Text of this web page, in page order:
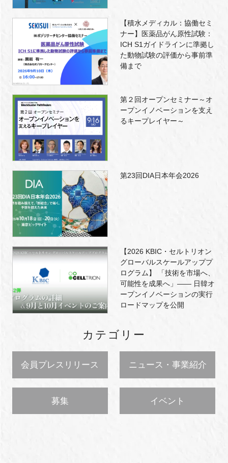
【積水メディカル：協働セミ
ナー】医薬品がん原性試験：
ICH S1ガイドラインに準拠し
た動物試験の評価から事前準
備まで
第２回オープンセミナー～オ
ープンイノベーションを支え
るキープレイヤー～
第23回DIA日本年会2026
【2026 KBIC・セルトリオン
グローバルスケールアッププ
ログラム】 「技術を市場へ、
可能性を成果へ」―― 日韓オ
ープンイノベーションの実行
ロードマップを公開
カテゴリー
会員プレスリリース ニュース・事業紹介
募集 イベント